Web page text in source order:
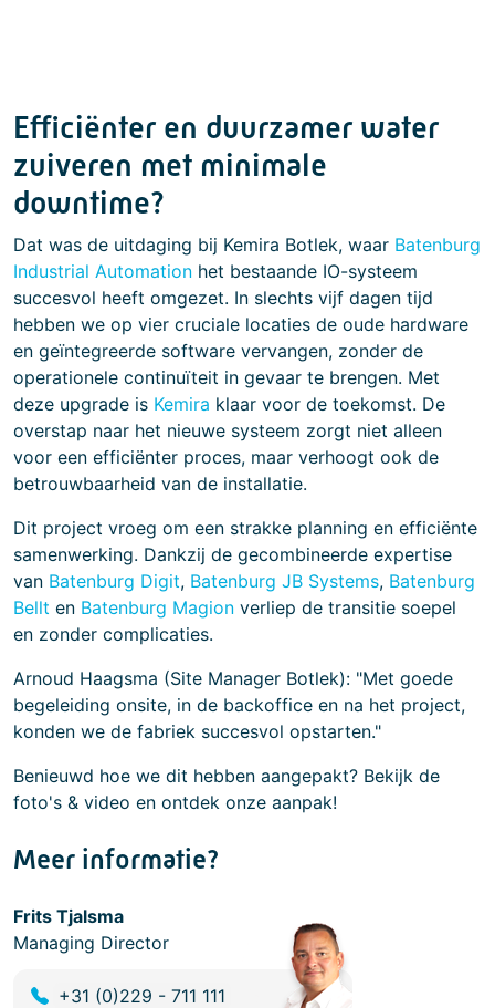
Efficiënter en duurzamer water
zuiveren met minimale
downtime?
Dat was de uitdaging bij Kemira Botlek, waar Batenburg
Industrial Automation het bestaande IO-systeem
succesvol heeft omgezet. In slechts vijf dagen tijd
hebben we op vier cruciale locaties de oude hardware
en geïntegreerde software vervangen, zonder de
operationele continuïteit in gevaar te brengen. Met
deze upgrade is Kemira klaar voor de toekomst. De
overstap naar het nieuwe systeem zorgt niet alleen
voor een efficiënter proces, maar verhoogt ook de
betrouwbaarheid van de installatie.
Dit project vroeg om een strakke planning en efficiënte
samenwerking. Dankzij de gecombineerde expertise
van Batenburg Digit, Batenburg JB Systems, Batenburg
Bellt en Batenburg Magion verliep de transitie soepel
en zonder complicaties.
Arnoud Haagsma (Site Manager Botlek): "Met goede
begeleiding onsite, in de backoffice en na het project,
konden we de fabriek succesvol opstarten."
Benieuwd hoe we dit hebben aangepakt? Bekijk de
foto's & video en ontdek onze aanpak!
Meer informatie?
Frits Tjalsma
Managing Director
+31 (0)229 - 711 111